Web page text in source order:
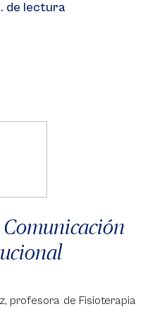
de lectura
profesora de Fisioterapia